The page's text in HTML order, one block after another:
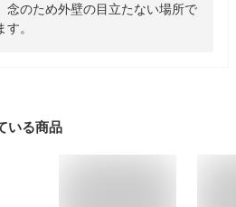
念のため外壁の目立たない場所で
。
いる商品